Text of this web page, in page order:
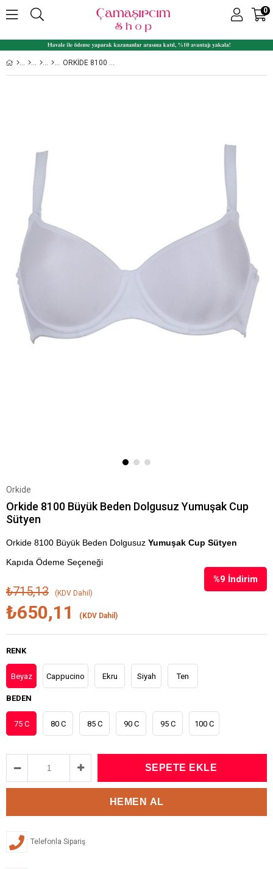
0
ORKIDE 8100 BÜYÜK BEDEN DOLGUSUZ YUMUŞAK CUP SÜTYEN
Orkide
Orkide 8100 Büyük Beden Dolgusuz Yumuşak Cup
Sütyen
Orkide 8100 Büyük Beden Dolgusuz Yumuşak Cup Sütyen
Kapıda Ödeme Seçeneği
%9 İndirim
₺715,13 (KDV Dahil)
₺650,11 (KDV Dahil)
RENK
Beyaz Cappucino Ekru Siyah Ten
BEDEN
75 C 80 C 85 C 90 C 95 C 100 C
Telefonla Sipariş